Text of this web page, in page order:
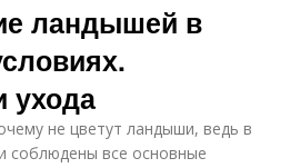
ландышей в
ухода
не цветут ландыши, ведь в
соблюдены все основные